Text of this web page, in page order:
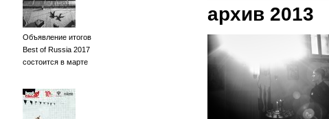
Объявление итогов
Best of Russia 2017
состоится в марте
архив 2013